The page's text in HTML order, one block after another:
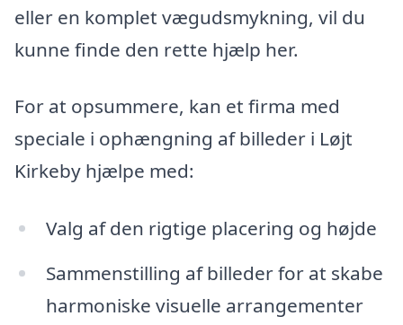
eller en komplet vægudsmykning, vil du
kunne finde den rette hjælp her.
For at opsummere, kan et firma med
speciale i ophængning af billeder i Løjt
Kirkeby hjælpe med:
Valg af den rigtige placering og højde
Sammenstilling af billeder for at skabe
harmoniske visuelle arrangementer